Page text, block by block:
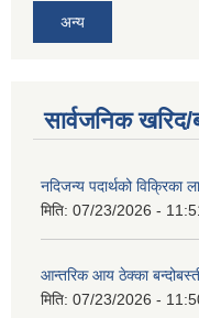
अन्य
सार्वजनिक
नदिजन्य पदार्थको विक्रिका
मिति: 07/23/2026 -
आन्तरिक आय ठेक्का
मिति: 07/23/2026 -